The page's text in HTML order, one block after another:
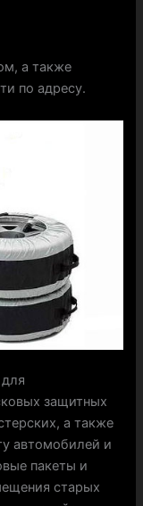
а также
по адресу.
защитных
а также
автомобилей и
пакеты и
старых